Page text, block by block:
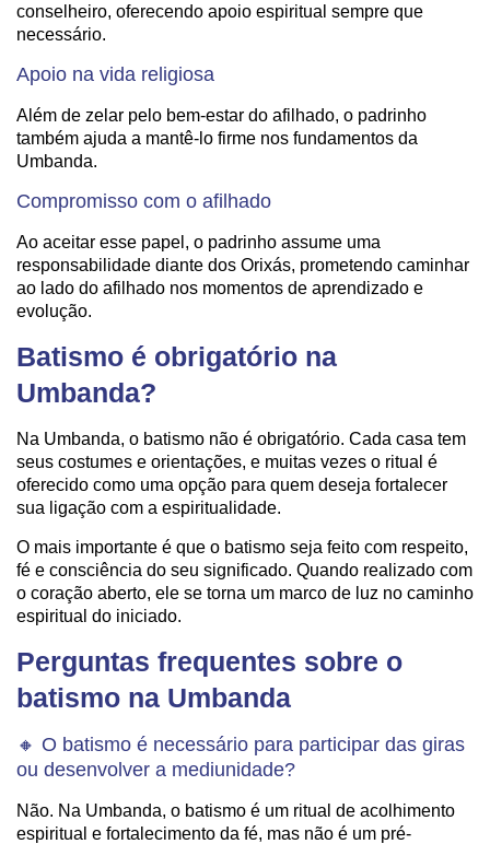
conselheiro, oferecendo apoio espiritual sempre que
necessário.
Apoio na vida religiosa
Além de zelar pelo bem-estar do afilhado, o padrinho
também ajuda a mantê-lo firme nos fundamentos da
Umbanda.
Compromisso com o afilhado
Ao aceitar esse papel, o padrinho assume uma
responsabilidade diante dos Orixás, prometendo caminhar
ao lado do afilhado nos momentos de aprendizado e
evolução.
Batismo é obrigatório na
Umbanda?
Na Umbanda, o batismo não é obrigatório. Cada casa tem
seus costumes e orientações, e muitas vezes o ritual é
oferecido como uma opção para quem deseja fortalecer
sua ligação com a espiritualidade.
O mais importante é que o batismo seja feito com respeito,
fé e consciência do seu significado. Quando realizado com
o coração aberto, ele se torna um marco de luz no caminho
espiritual do iniciado.
Perguntas frequentes sobre o
batismo na Umbanda
🔸 O batismo é necessário para participar das giras
ou desenvolver a mediunidade?
Não. Na Umbanda, o batismo é um ritual de acolhimento
espiritual e fortalecimento da fé, mas não é um pré-